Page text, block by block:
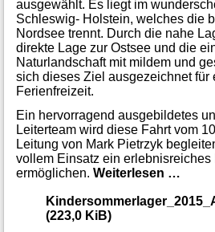
ausgewählt. Es liegt im
Schleswig- Holstein, welches die
Nordsee trennt. Durch die nahe
direkte Lage zur Ostsee und die
Naturlandschaft mit mildem und
sich dieses Ziel ausgezeichnet für
Ferienfreizeit.
Ein hervorragend ausgebildetes
Leiterteam wird diese Fahrt vom
Leitung von Mark Pietrzyk
vollem Einsatz ein erlebnisreiches
ermöglichen. Weiterlesen …
(223,0 KiB)